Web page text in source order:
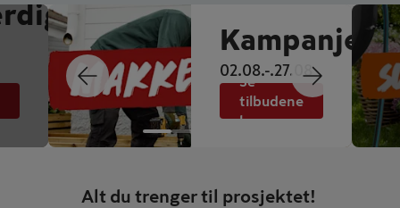
Bilde
02.08.-.27.08
Se
tilbudene
her
Alt du trenger til prosjektet!